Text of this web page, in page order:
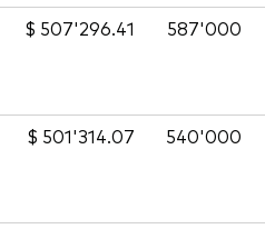
$ 507'296.41 587'000
$ 501'314.07 540'000